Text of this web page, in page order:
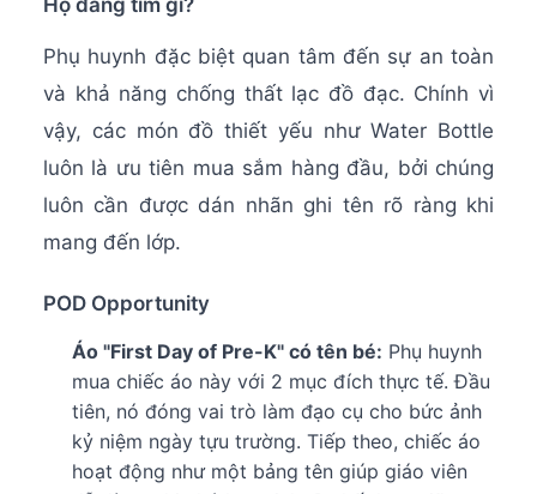
Họ đang tìm gì?
Phụ huynh đặc biệt quan tâm đến sự an toàn
và khả năng chống thất lạc đồ đạc. Chính vì
vậy, các món đồ thiết yếu như Water Bottle
luôn là ưu tiên mua sắm hàng đầu, bởi chúng
luôn cần được dán nhãn ghi tên rõ ràng khi
mang đến lớp.
POD Opportunity
Áo "First Day of Pre-K" có tên bé: Phụ huynh
mua chiếc áo này với 2 mục đích thực tế. Đầu
tiên, nó đóng vai trò làm đạo cụ cho bức ảnh
kỷ niệm ngày tựu trường. Tiếp theo, chiếc áo
hoạt động như một bảng tên giúp giáo viên